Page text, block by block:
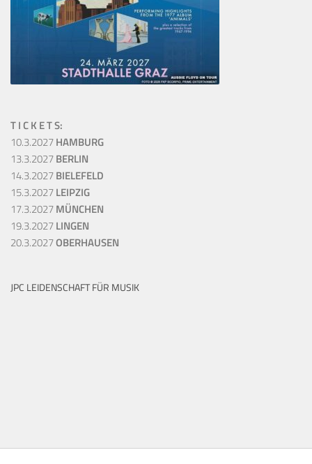
T I C K E T S:
10.3.2027HAMBURG
13.3.2027BERLIN
14.3.2027BIELEFELD
15.3.2027LEIPZIG
17.3.2027MÜNCHEN
19.3.2027LINGEN
20.3.2027OBERHAUSEN
JPC LEIDENSCHAFT FÜR MUSIK